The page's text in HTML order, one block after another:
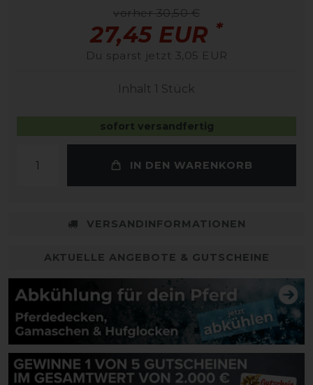
vorher 30,50 €
27,45 EUR *
Du sparst jetzt 3,05 EUR
Inhalt 1 Stück
sofort versandfertig
IN DEN WARENKORB
VERSANDINFORMATIONEN
AKTUELLE ANGEBOTE & GUTSCHEINE